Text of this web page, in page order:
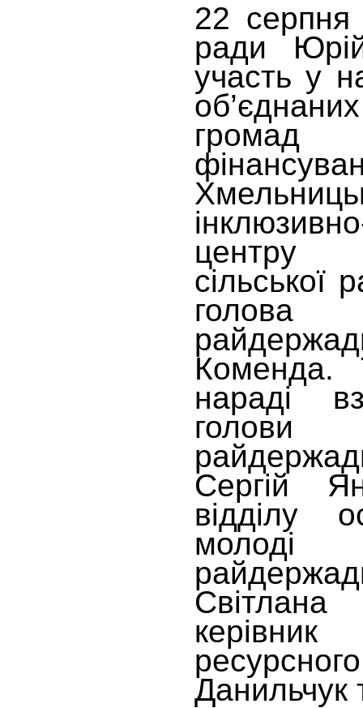
22 серпня
ради
участь у
центру
сільської
голова
Коменда.
нараді
голови
Сергій
відділу
Данильчук